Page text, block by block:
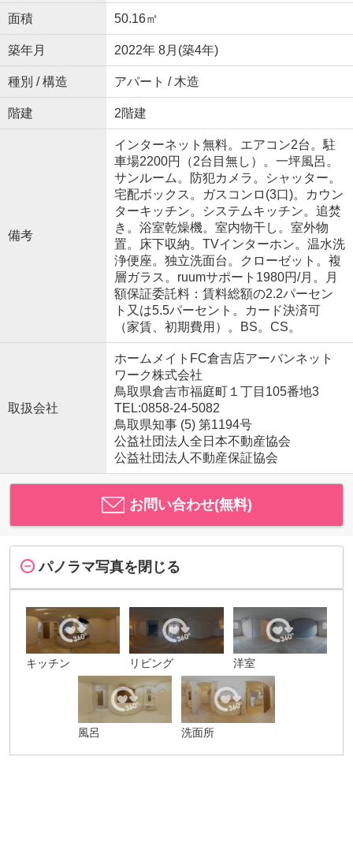
面積 50.16㎡
築年月 2022年 8月(築4年)
種別 / 構造 アパート / 木造
階建 2階建
備考
インターネット無料。エアコン2台。駐
車場2200円（2台目無し）。一坪風呂。
サンルーム。防犯カメラ。シャッター。
宅配ボックス。ガスコンロ(3口)。カウン
ターキッチン。システムキッチン。追焚
き。浴室乾燥機。室内物干し。室外物
置。床下収納。TVインターホン。温水洗
浄便座。独立洗面台。クローゼット。複
層ガラス。ruumサポート1980円/月。月
額保証委託料：賃料総額の2.2パーセン
ト又は5.5パーセント。カード決済可
（家賃、初期費用）。BS。CS。
取扱会社
ホームメイトFC倉吉店アーバンネット
ワーク株式会社
鳥取県倉吉市福庭町１丁目105番地3
TEL:0858-24-5082
鳥取県知事 (5) 第1194号
公益社団法人全日本不動産協会
公益社団法人不動産保証協会
お問い合わせ(無料)
パノラマ写真を閉じる
キッチン リビング 洋室
風呂 洗面所